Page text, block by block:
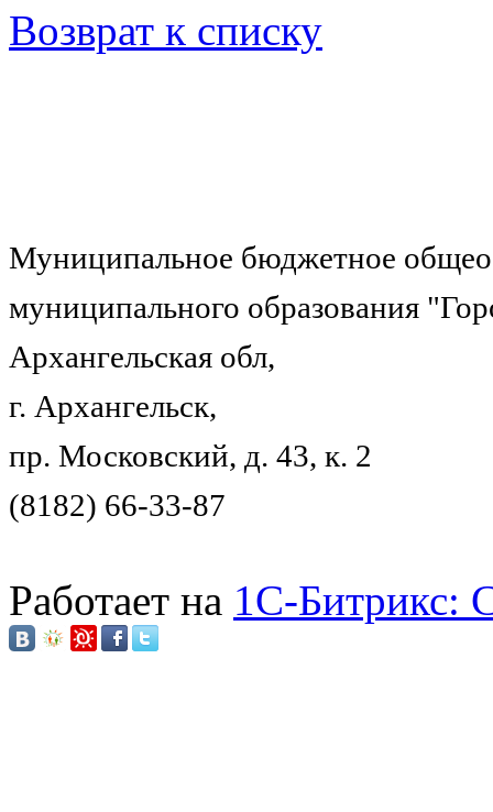
Возврат к списку
Муниципальное бюджетное
муниципального образования
Архангельская обл,
г. Архангельск,
пр. Московский, д. 43, к. 2
(8182) 66-33-87
Работает на 1C-Битрикс: